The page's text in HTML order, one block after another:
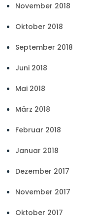
November 2018
Oktober 2018
September 2018
Juni 2018
Mai 2018
März 2018
Februar 2018
Januar 2018
Dezember 2017
November 2017
Oktober 2017